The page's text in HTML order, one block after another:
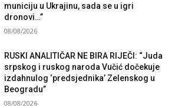
municiju u Ukrajinu, sada se u igri
dronovi…”
08/08/2026
RUSKI ANALITIČAR NE BIRA RIJEČI: “Juda
srpskog i ruskog naroda Vučić dočekuje
izdahnulog ‘predsjednika’ Zelenskog u
Beogradu”
08/08/2026